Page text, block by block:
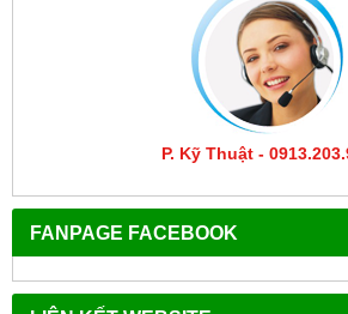
P. Kỹ Thuật -
FANPAGE FACEBOOK